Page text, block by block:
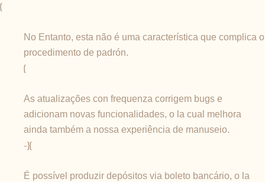
{
No Entanto, esta não é uma característica que complica o
procedimento de padrón.
{
As atualizações con frequenza corrigem bugs e
adicionam novas funcionalidades, o la cual melhora
ainda também a nossa experiência de manuseio.
-}{
É possível produzir depósitos via boleto bancário, o la